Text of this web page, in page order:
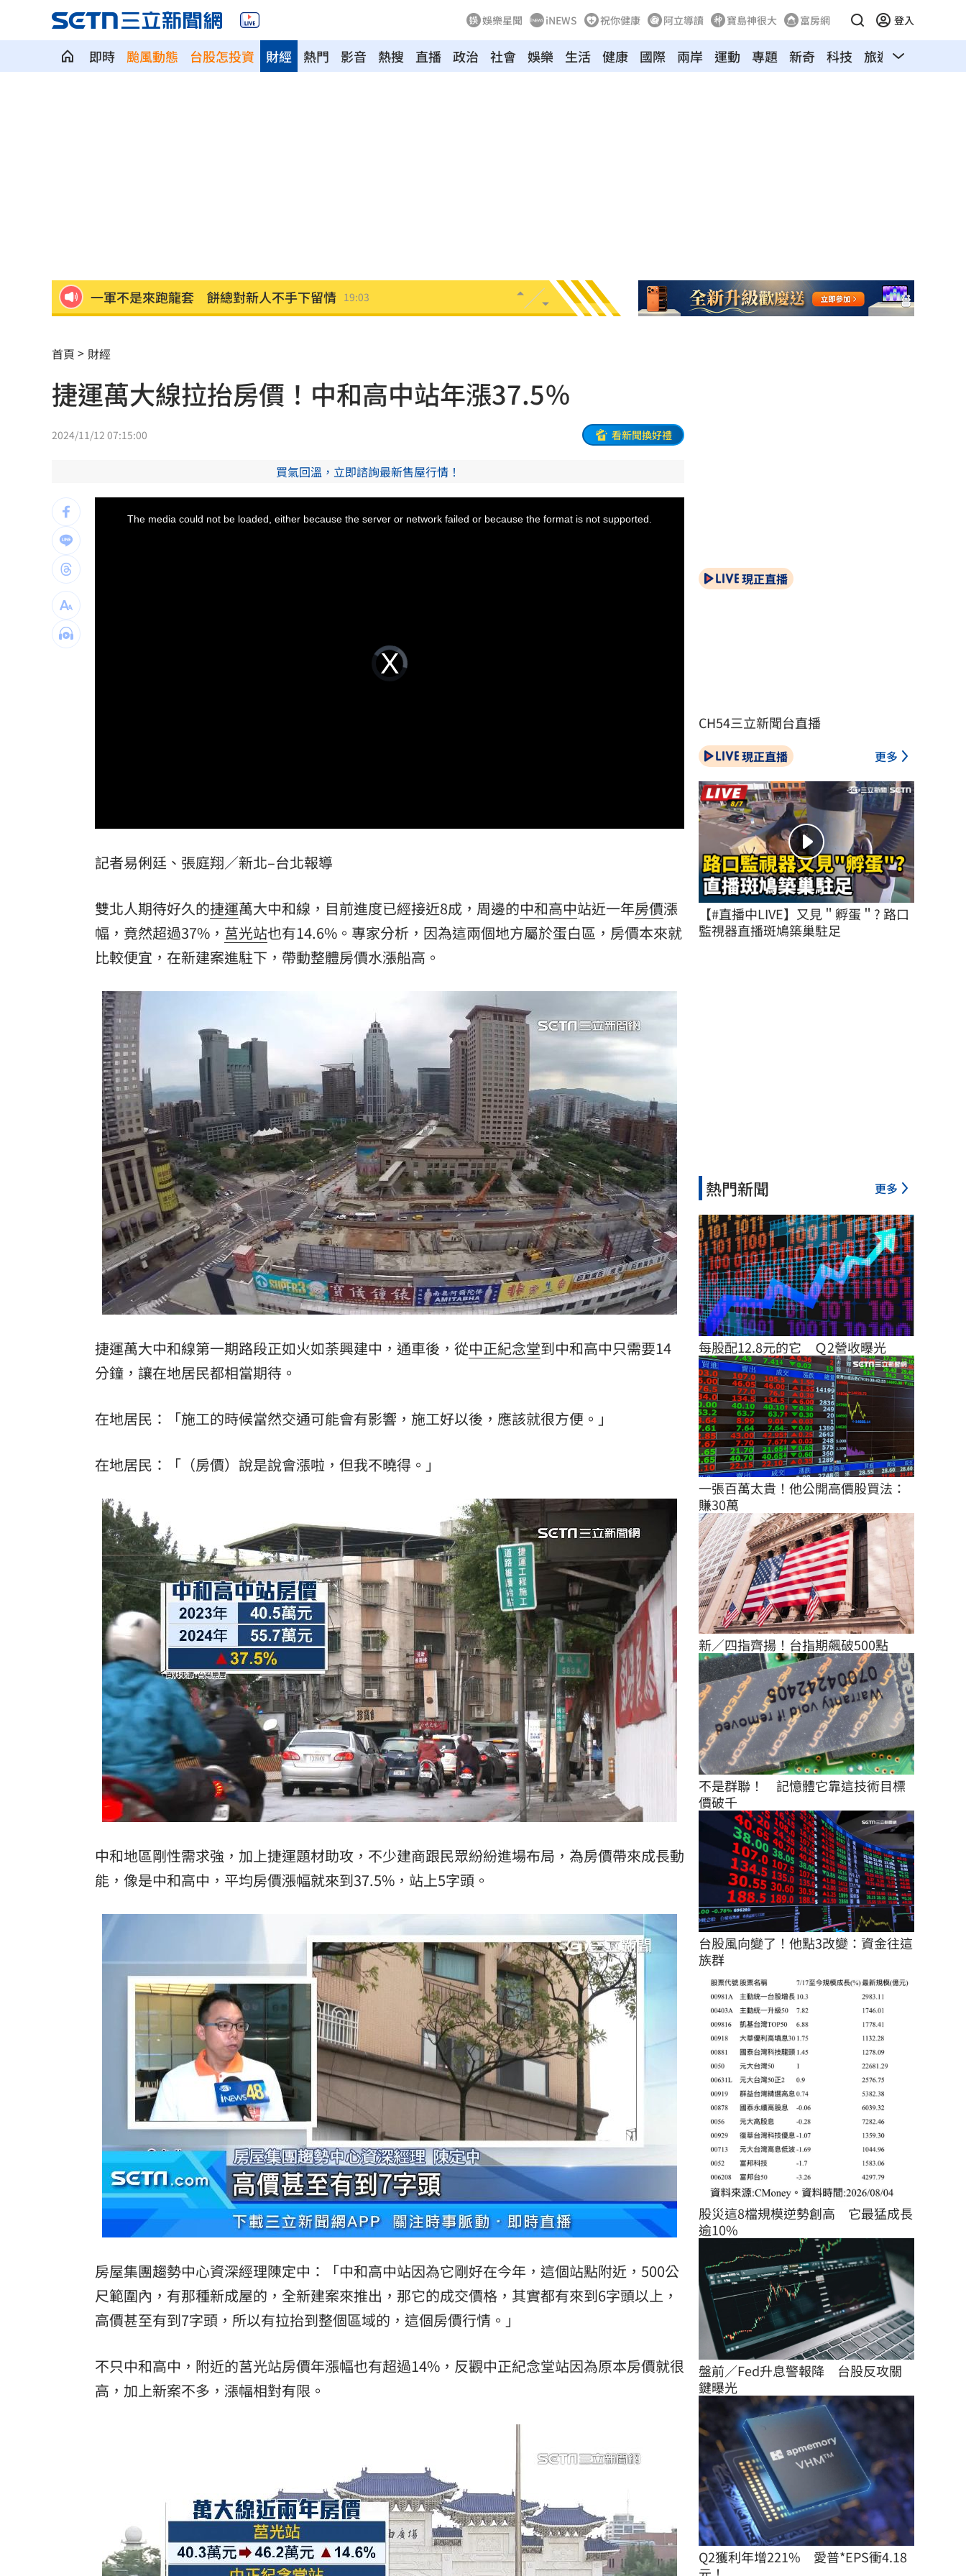
娛樂星聞 iNEWS 祝你健康 阿立導讀 寶島神很大 富房網 登入
即時 颱風動態 台股怎投資 熱門 影音 熱搜 直播 政治 社會 娛樂 生活 健康 國際 兩岸 運動
財經 專題 新奇 科技 旅遊 汽車
靠2根鐵軌橫掃AI鏈 川湖財報衝上萬金股 19:03
孫易磊登板2局2K無失分！ 飆156公里火球
直擊／NEWBEAT高雄首秀 震胸舞全場嗨翻 18:53
傅家接班人幕僚酒駕遭移送！公所火速准辭
颱風紫暴雨今晚開炸 估「這時」解除海警
桃猿二軍單場僅3投 副領隊曝下週可緩解 18:45
獅子座新月伴日蝕！12星座一週運勢出爐
LIVE三立+24小時直播 15:27
三立iNEWS新聞台線上直播 18:00
台彩父親節推新刮刮樂千萬頭獎超「爸」氣 12:00
「拍片人的多重宇宙」職涯論壇9/12登場！ 10:30
8國球員齊聚高雄 Formosa 7s掀足球熱潮
理想混蛋號召粉絲跨海追星吃美食！
首頁 財經
捷運萬大線拉抬房價！中和高中站年漲37.5％
2024/11/12 07:15:00 看新聞換好禮
買氣回溫，立即諮詢最新售屋行情！
Video
Player
loading.
The media could not be loaded, either because the server or network failed or because the format is not supported.
記者易俐廷、張庭翔／新北–台北報導
雙北人期待好久的捷運萬大中和線，目前進度已經接近8成，周邊的中和高中站近一年房價漲
幅，竟然超過37%， 莒光站也有14.6%。專家分析，因為這兩個地方屬於蛋白區，房價本來就
比較便宜，在新建案進駐下，帶動整體房價水漲船高。
捷運萬大中和線第一期路段正如火如荼興建中，通車後，從中正紀念堂到中和高中只需要14
分鐘，讓在地居民都相當期待。
在地居民：「施工的時候當然交通可能會有影響，施工好以後，應該就很方便。」
在地居民：「（房價）說是說會漲啦，但我不曉得。」
中和地區剛性需求強，加上捷運題材助攻，不少建商跟民眾紛紛進場布局，為房價帶來成長動
能，像是中和高中，平均房價漲幅就來到37.5%，站上5字頭。
房屋集團趨勢中心資深經理陳定中：「中和高中站因為它剛好在今年，這個站點附近，500公
尺範圍內，有那種新成屋的，全新建案來推出，那它的成交價格，其實都有來到6字頭以上，
高價甚至有到7字頭，所以有拉抬到整個區域的，這個房價行情。」
不只中和高中，附近的莒光站房價年漲幅也有超過14%，反觀中正紀念堂站因為原本房價就很
高，加上新案不多，漲幅相對有限。
現正直播
CH54三立新聞台直播
現正直播 更多
【#直播中LIVE】又見＂孵蛋＂? 路口
監視器直播斑鳩築巢駐足
熱門新聞 更多
每股配12.8元的它　Ｑ2營收曝光
一張百萬太貴！他公開高價股買法：
賺30萬
新／四指齊揚！台指期飆破500點
不是群聯！　記憶體它靠這技術目標
價破千
台股風向變了！他點3改變：資金往這
族群
股災這8檔規模逆勢創高　它最猛成長
逾10%
盤前／Fed升息警報降　台股反攻關
鍵曝光
Q2獲利年增221%　愛普*EPS衝4.18